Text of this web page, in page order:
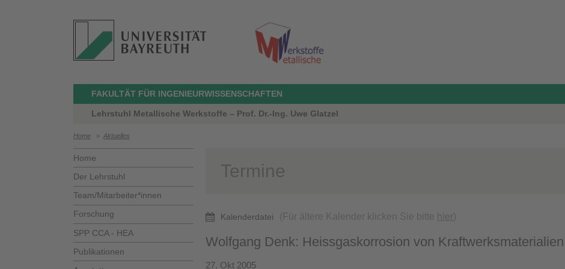
FAKULTÄT FÜR INGENIEURWISSENSCHAFTEN
Lehrstuhl Metallische Werkstoffe – Prof. Dr.-Ing. Uwe Glatzel
Home > Aktuelles
Home
Der Lehrstuhl
Team/Mitarbeiter*innen
Forschung
SPP CCA - HEA
Publikationen
Termine
Kalenderdatei (Für ältere Kalender klicken Sie bitte hier)
Wolfgang Denk: Heissgaskorrosion von
27. Okt 2005